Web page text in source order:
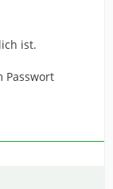
ist.
Passwort